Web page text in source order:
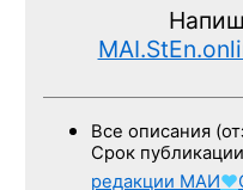
Все описания
Срок
редакции МАИ♥